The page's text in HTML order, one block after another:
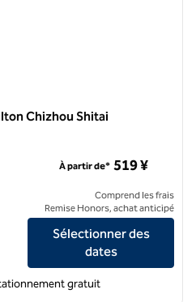
Chizhou Shitai
Suites by Hilton Chizhou Shitai
À partir de* 519 ¥
Comprend les frais
Remise Honors, achat anticipé
Sélectionner des
dates
gratuit